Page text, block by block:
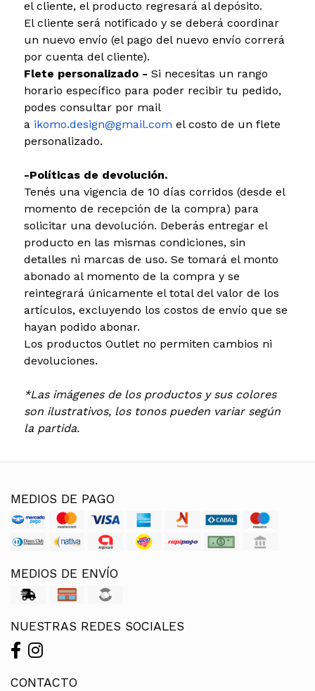
el cliente, el producto regresará al depósito.
El cliente será notificado y se deberá coordinar
un nuevo envío (el pago del nuevo envío correrá
por cuenta del cliente).
Flete personalizado - Si necesitas un rango
horario específico para poder recibir tu pedido,
podes consultar por mail
a ikomo.design@gmail.com el costo de un flete
personalizado.
-Políticas de devolución.
Tenés una vigencia de 10 días corridos (desde el
momento de recepción de la compra) para
solicitar una devolución. Deberás entregar el
producto en las mismas condiciones, sin
detalles ni marcas de uso. Se tomará el monto
abonado al momento de la compra y se
reintegrará únicamente el total del valor de los
artículos, excluyendo los costos de envío que se
hayan podido abonar.
Los productos Outlet no permiten cambios ni
devoluciones.
*Las imágenes de los productos y sus colores
son ilustrativos, los tonos pueden variar según
la partida.
MEDIOS DE PAGO
MEDIOS DE ENVÍO
NUESTRAS REDES SOCIALES
CONTACTO